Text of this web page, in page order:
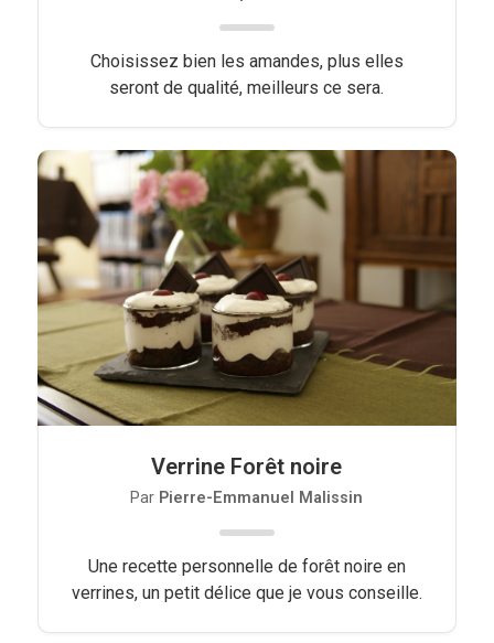
Choisissez bien les amandes, plus elles
seront de qualité, meilleurs ce sera.
Verrine Forêt noire
Par Pierre-Emmanuel Malissin
Une recette personnelle de forêt noire en
verrines, un petit délice que je vous conseille.